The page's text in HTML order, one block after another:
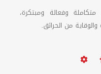
وفعالة ومبتكرة،
من الحرائق.